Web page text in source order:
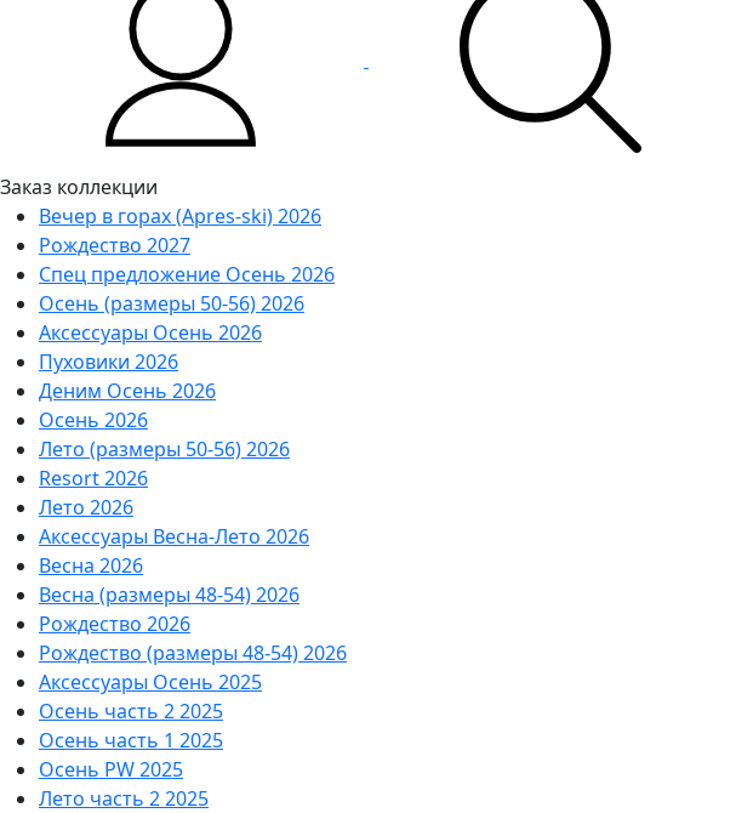
Заказ коллекции
Вечер в горах (Apres-ski) 2026
Рождество 2027
Спец предложение Осень 2026
Осень (размеры 50-56) 2026
Аксессуары Осень 2026
Пуховики 2026
Деним Осень 2026
Осень 2026
Лето (размеры 50-56) 2026
Resort 2026
Лето 2026
Аксессуары Весна-Лето 2026
Весна 2026
Весна (размеры 48-54) 2026
Рождество 2026
Рождество (размеры 48-54) 2026
Аксессуары Осень 2025
Осень часть 2 2025
Осень часть 1 2025
Осень PW 2025
Лето часть 2 2025